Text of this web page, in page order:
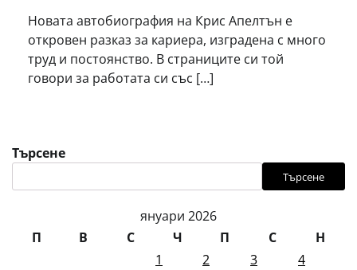
Новата автобиография на Крис Апелтън е
откровен разказ за кариера, изградена с много
труд и постоянство. В страниците си той
говори за работата си със […]
Търсене
Търсене
януари 2026
П
В С Ч П С
Н
1
2 3
4